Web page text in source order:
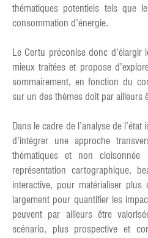
thématiques potentiels tels que
consommation d’énergie.
Le Certu préconise donc d’élargir
mieux traitées et propose
sommairement, en fonction du
sur un des thèmes doit par ailleurs
Dans le cadre de l’analyse de
d’intégrer une approche
thématiques et non cloisonnée
représentation cartographique,
interactive, pour matérialiser
largement pour quantifier les
peuvent par ailleurs être
scénario, plus prospective et